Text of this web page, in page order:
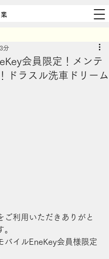
会員限定！メンテ
ドラスル洗車ドリーム
分
ご利用いただきありがと
。
バイルEneKey会員様限定